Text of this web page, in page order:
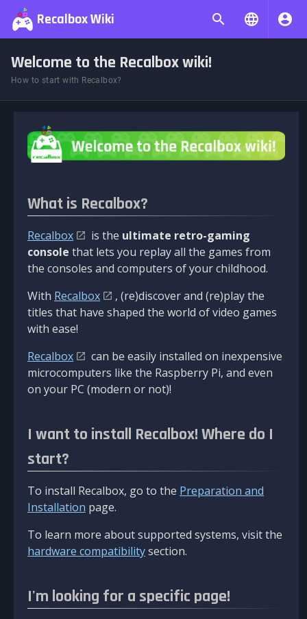
Recalbox Wiki
Welcome to the Recalbox wiki!
How to start with Recalbox?
What is Recalbox?
Recalbox is the ultimate retro-gaming
console that lets you replay all the games from
the consoles and computers of your childhood.
With Recalbox
, (re)discover and (re)play the
titles that have shaped the world of video games
with ease!
Recalbox
can be easily installed on inexpensive
microcomputers like the Raspberry Pi, and even
on your PC (modern or not)!
I want to install Recalbox! Where do I
start?
To install Recalbox, go to the Preparation and
Installation page.
To learn more about supported systems, visit the
hardware compatibilitysection.
I'm looking for a specific page!